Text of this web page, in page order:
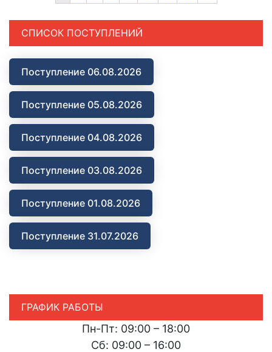
СПИСОК ПОСТУПЛЕНИЙ
Поступление 06.08.2026
Поступление 05.08.2026
Поступление 04.08.2026
Поступление 03.08.2026
Поступление 01.08.2026
Поступление 31.07.2026
ГРАФИК РАБОТЫ
Пн-Пт: 09:00 – 18:00
Сб: 09:00 – 16:00